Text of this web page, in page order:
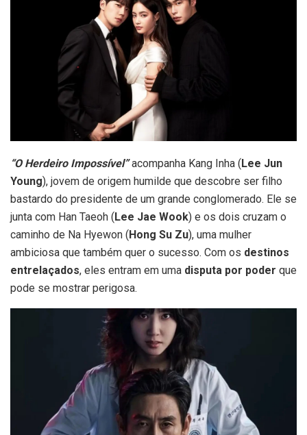
“O Herdeiro Impossível”acompanha Kang Inha (Lee Jun
Young), jovem de origem humilde que descobre ser filho
bastardo do presidente de um grande conglomerado. Ele se
junta com Han Taeoh (Lee Jae Wook) e os dois cruzam o
caminho de Na Hyewon (Hong Su Zu), uma mulher
ambiciosa que também quer o sucesso. Com os destinos
entrelaçados, eles entram em uma disputa por poder que
pode se mostrar perigosa.